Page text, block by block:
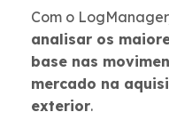
Com o
analisar os
base nas
mercado na
exterior.